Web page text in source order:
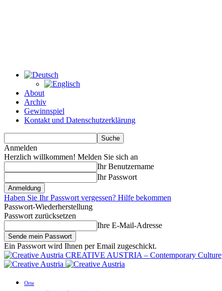
About
Archiv
Gewinnspiel
Kontakt und Datenschutzerklärung
Anmelden
Herzlich willkommen! Melden Sie sich an
Ihr Benutzername
Ihr Passwort
Haben Sie Ihr Passwort vergessen? Hilfe bekommen
Passwort-Wiederherstellung
Passwort zurücksetzen
Ihre E-Mail-Adresse
Ein Passwort wird Ihnen per Email zugeschickt.
CREATIVE AUSTRIA – Contemporary Culture
Orte